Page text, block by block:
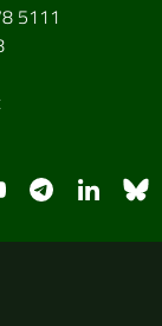
5111
utili